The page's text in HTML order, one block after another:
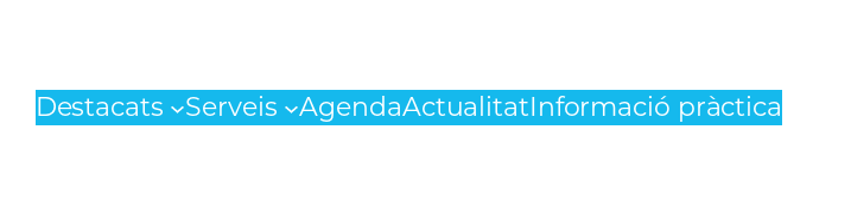
Destacats Serveis AgendaActualitatInformació pràctica